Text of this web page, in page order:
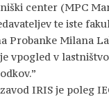
center (MPC
te iste
Probanke Milana
vpogled v
IRIS je poleg